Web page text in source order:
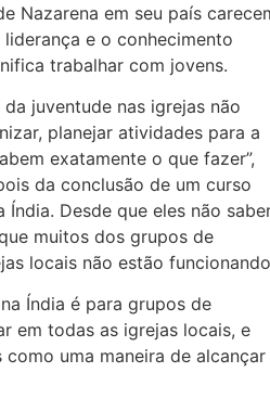
Nazarena em seu país
e o conhecimento
trabalhar com jovens.
juventude nas igrejas não
planejar atividades para a
exatamente o que fazer”,
da conclusão de um curso
Índia. Desde que eles não
muitos dos grupos de
locais não estão
Índia é para grupos de
em todas as igrejas locais, e
como uma maneira de alcançar